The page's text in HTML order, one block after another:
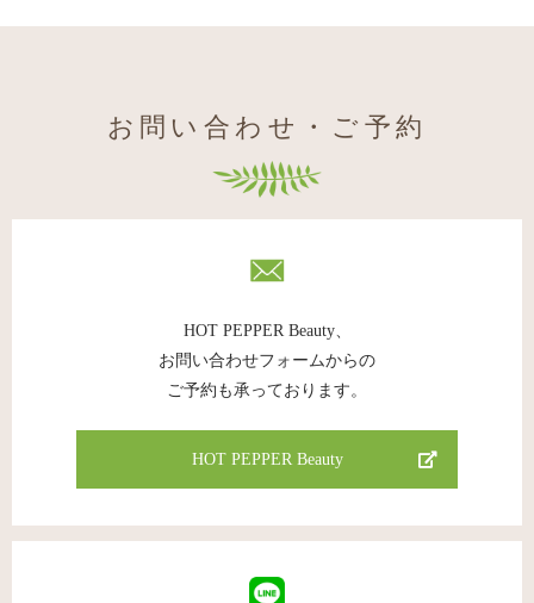
お問い合わせ・ご予約
HOT PEPPER Beauty、
お問い合わせフォームからの
ご予約も承っております。
HOT PEPPER Beauty